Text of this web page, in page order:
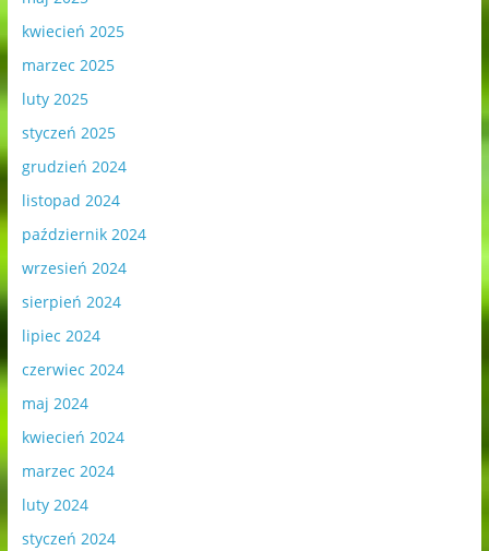
kwiecień 2025
marzec 2025
luty 2025
styczeń 2025
grudzień 2024
listopad 2024
październik 2024
wrzesień 2024
sierpień 2024
lipiec 2024
czerwiec 2024
maj 2024
kwiecień 2024
marzec 2024
luty 2024
styczeń 2024